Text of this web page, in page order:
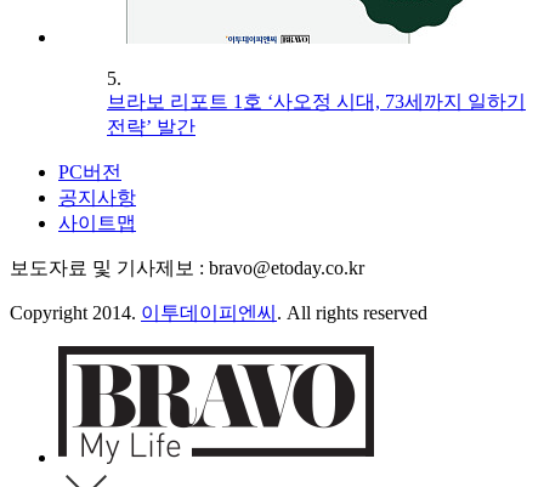
5.
브라보 리포트 1호 ‘사오정 시대, 73세까지 일하기
전략’ 발간
PC버전
공지사항
사이트맵
보도자료 및 기사제보 : bravo@etoday.co.kr
Copyright 2014. 이투데이피엔씨 . All rights reserved